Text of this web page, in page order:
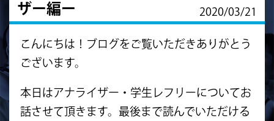
ザー編ー
2020/03/21
こんにちは！ブログをご覧いただきありがとう
ございます。
本日はアナライザー・学生レフリーについてお
話させて頂きます。最後まで読んでいただける